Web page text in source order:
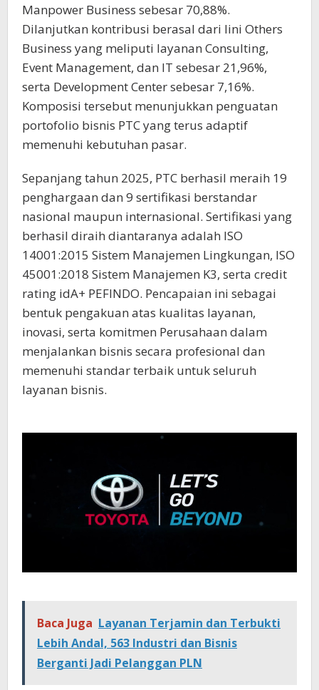
Manpower Business sebesar 70,88%.
Dilanjutkan kontribusi berasal dari lini Others
Business yang meliputi layanan Consulting,
Event Management, dan IT sebesar 21,96%,
serta Development Center sebesar 7,16%.
Komposisi tersebut menunjukkan penguatan
portofolio bisnis PTC yang terus adaptif
memenuhi kebutuhan pasar.
Sepanjang tahun 2025, PTC berhasil meraih 19
penghargaan dan 9 sertifikasi berstandar
nasional maupun internasional. Sertifikasi yang
berhasil diraih diantaranya adalah ISO
14001:2015 Sistem Manajemen Lingkungan, ISO
45001:2018 Sistem Manajemen K3, serta credit
rating idA+ PEFINDO. Pencapaian ini sebagai
bentuk pengakuan atas kualitas layanan,
inovasi, serta komitmen Perusahaan dalam
menjalankan bisnis secara profesional dan
memenuhi standar terbaik untuk seluruh
layanan bisnis.
Baca Juga Layanan Terjamin dan Terbukti
Lebih Andal, 563 Industri dan Bisnis
Berganti Jadi Pelanggan PLN